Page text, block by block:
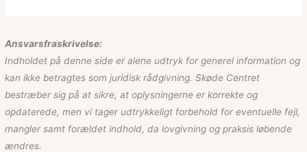
Ansvarsfraskrivelse:
Indholdet på denne side er alene udtryk for generel information og
kan ikke betragtes som juridisk rådgivning. Skøde Centret
bestræber sig på at sikre, at oplysningerne er korrekte og
opdaterede, men vi tager udtrykkeligt forbehold for eventuelle fejl,
mangler samt forældet indhold, da lovgivning og praksis løbende
ændres.